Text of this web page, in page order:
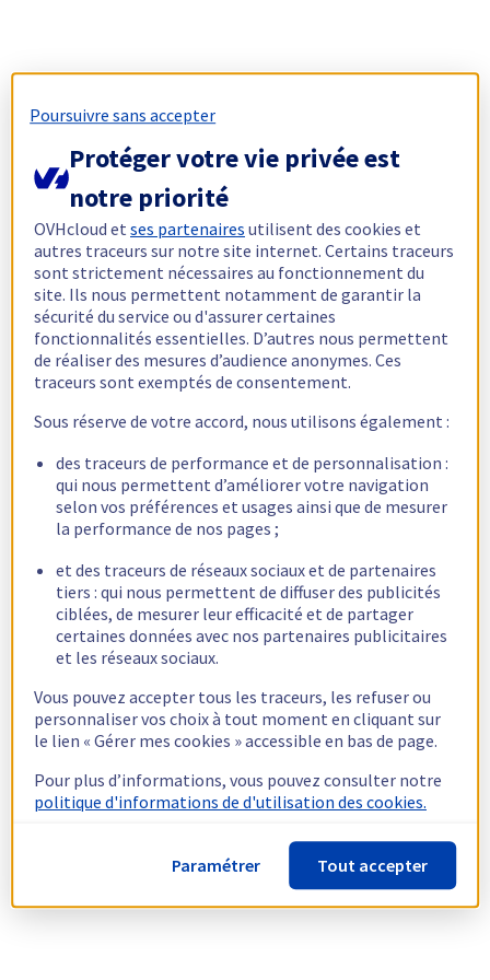
Poursuivre sans accepter
Protéger votre vie privée est
notre priorité
OVHcloud etses partenaires utilisent des cookies et
autres traceurs sur notre site internet. Certains traceurs
sont strictement nécessaires au fonctionnement du
site. Ils nous permettent notamment de garantir la
sécurité du service ou d'assurer certaines
fonctionnalités essentielles. D’autres nous permettent
de réaliser des mesures d’audience anonymes. Ces
traceurs sont exemptés de consentement.
Sous réserve de votre accord, nous utilisons également :
des traceurs de performance et de personnalisation :
qui nous permettent d’améliorer votre navigation
selon vos préférences et usages ainsi que de mesurer
la performance de nos pages ;
et des traceurs de réseaux sociaux et de partenaires
tiers : qui nous permettent de diffuser des publicités
ciblées, de mesurer leur efficacité et de partager
certaines données avec nos partenaires publicitaires
et les réseaux sociaux.
Vous pouvez accepter tous les traceurs, les refuser ou
personnaliser vos choix à tout moment en cliquant sur
le lien « Gérer mes cookies » accessible en bas de page.
Pour plus d’informations, vous pouvez consulter notre
politique d'informations de d'utilisation des cookies.
Paramétrer Tout accepter